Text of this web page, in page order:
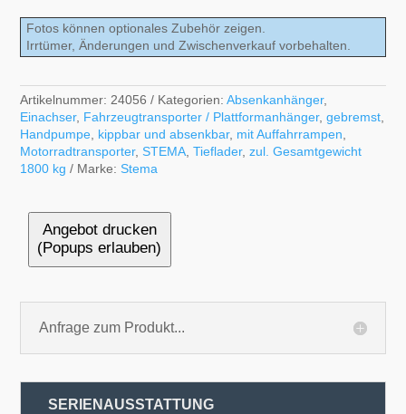
Fotos können optionales Zubehör zeigen.
Irrtümer, Änderungen und Zwischenverkauf vorbehalten.
Artikelnummer: 24056 Kategorien:Absenkanhänger,
Einachser, Fahrzeugtransporter / Plattformanhänger,gebremst
Handpumpe kippbar und absenkbar, mit Auffahrrampen
Motorradtransporter,STEMA ,Tieflader,zul. Gesamtgewicht
1800 kg
Marke:Stema
Angebot drucken
(Popups erlauben)
Anfrage zum Produkt...
SERIENAUSSTATTUNG